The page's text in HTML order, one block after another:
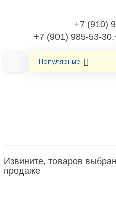
+7 (910)
+7 (901) 985-53-
Популярные
Пистолет для
Извините, товаров
продаже